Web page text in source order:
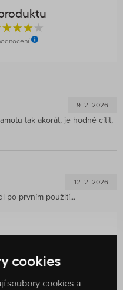
9. 2. 2026
tak akorát, je hodně cítit,
12. 2. 2026
po prvním použití...
čaj chutná – děkujeme
se zipem u
cookies
soubory cookies a